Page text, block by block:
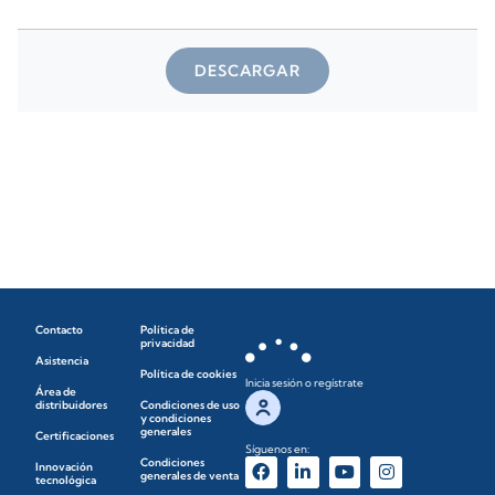
DESCARGAR
Contacto
Asistencia
Área de
distribuidores
Certificaciones
Innovación
tecnológica
Política de
privacidad
Política de cookies
Condiciones de uso
y condiciones
generales
Condiciones
generales de venta
Inicia sesión o regístrate
Síguenos en: